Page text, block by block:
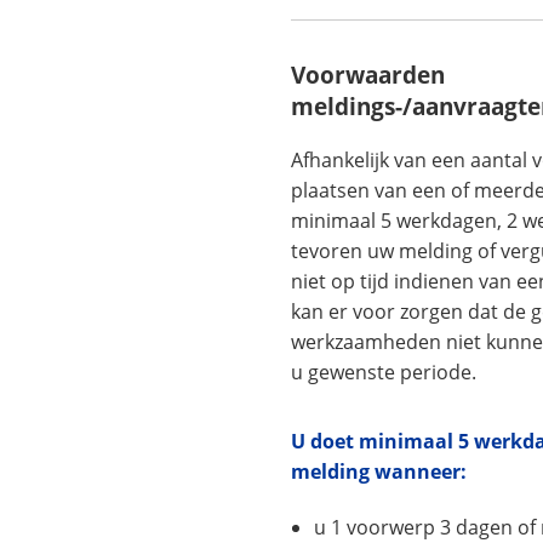
Voorwaarden
meldings-/
Afhankelijk van een aantal
plaatsen van een of
minimaal 5 werkdagen, 2
tevoren uw melding of
niet op tijd indienen van
kan er voor zorgen dat de
werkzaamheden niet
u gewenste periode.
U doet minimaal 5
melding wanneer:
u 1 voorwerp 3 dagen